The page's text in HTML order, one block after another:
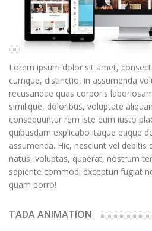
Lorem ipsum dolor sit amet,
cumque, distinctio, in assumenda
recusandae quas corporis
similique, doloribus, voluptate
consequuntur rem iste eum iusto
quibusdam explicabo itaque eaque
assumenda. Hic, nesciunt vel debitis
natus, voluptas, quaerat, nostrum
sapiente commodi excepturi fugiat
quam porro!
TADA ANIMATION